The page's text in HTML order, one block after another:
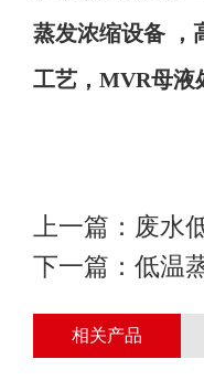
蒸发浓缩设备
工艺， MVR母液
上一篇： 废水
下一篇： 低温
相关产品